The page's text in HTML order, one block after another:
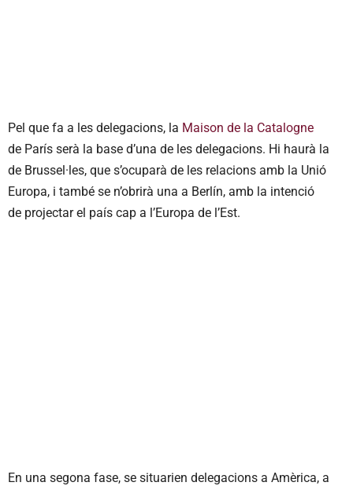
Pel que fa a les delegacions, la Maison de la Catalogne
de París serà la base d’una de les delegacions. Hi haurà la
de Brussel·les, que s’ocuparà de les relacions amb la Unió
Europa, i també se n’obrirà una a Berlín, amb la intenció
de projectar el país cap a l’Europa de l’Est.
En una segona fase, se situarien delegacions a Amèrica, a